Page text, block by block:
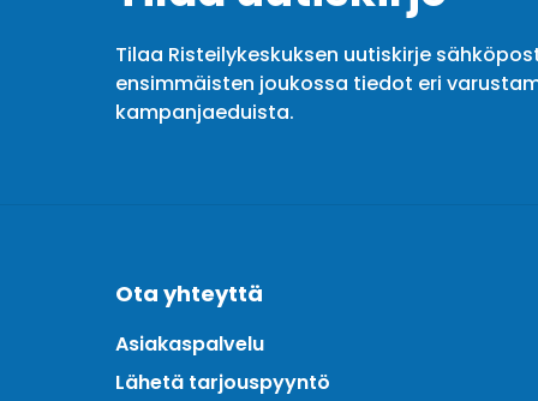
Tilaa Risteilykeskuksen uutiskirje
ensimmäisten joukossa tiedot eri
kampanjaeduista.
Ota yhteyttä
Asiakaspalvelu
Lähetä tarjouspyyntö